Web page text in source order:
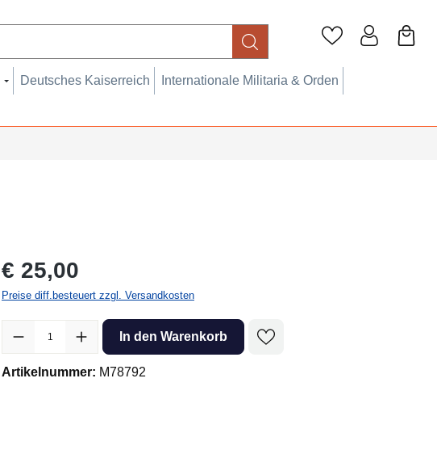
Deutsches Kaiserreich
Internationale Militaria & Orden
Regulärer Preis:
€ 25,00
Preise diff.besteuert zzgl. Versandkosten
Produkt Anzahl: Gib den gewünschten Wert ein oder benutze die Schaltflächen
In den Warenkorb
Artikelnummer: M78792